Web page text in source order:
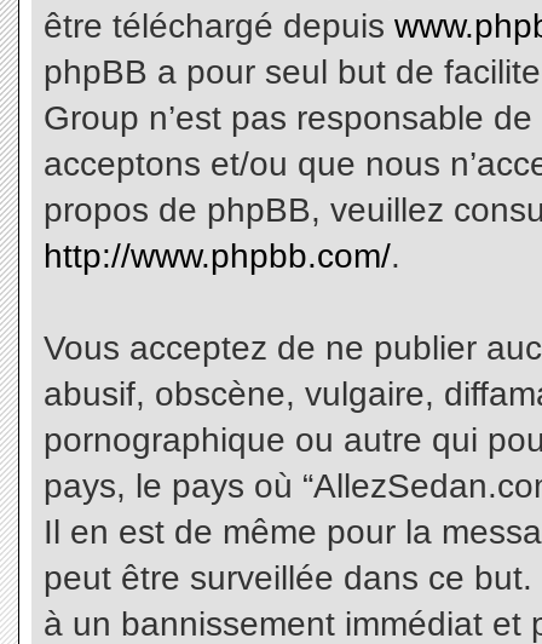
être téléchargé depuis
phpBB a pour seul but de
Group n’est pas responsable
acceptons et/ou que nous
propos de phpBB, veuillez
http://www.phpbb.com/.
Vous acceptez de ne publier
abusif, obscène, vulgaire,
pornographique ou autre qui
pays, le pays où
Il en est de même pour la
peut être surveillée dans ce
à un bannissement immédiat et